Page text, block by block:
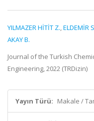
YILMAZER HİTİT Z.,ELDEMİR
AKAY B.
Journal of the Turkish
Engineering, 2022 (TRDizin)
Yayın Türü: Makale /